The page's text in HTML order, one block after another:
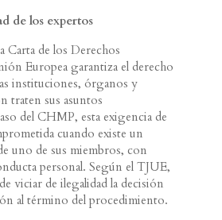
de los expertos
Carta de los Derechos
Europea garantiza el derecho
instituciones, órganos y
traten sus asuntos
del CHMP, esta exigencia de
cuando existe un
uno de sus miembros, con
personal. Según el TJUE,
viciar de ilegalidad la decisión
al término del procedimiento.